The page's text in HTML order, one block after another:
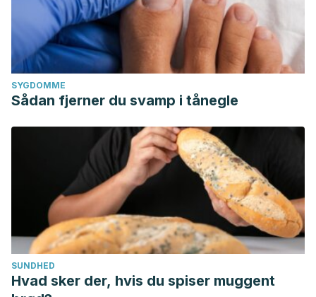
SYGDOMME
Sådan fjerner du svamp i tånegle
SUNDHED
Hvad sker der, hvis du spiser muggent